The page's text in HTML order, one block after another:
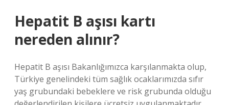
Hepatit B aşısı kartı
nereden alınır?
Hepatit B aşısı Bakanlığımızca karşılanmakta olup,
Türkiye genelindeki tüm sağlık ocaklarımızda sıfır
yaş grubundaki bebeklere ve risk grubunda olduğu